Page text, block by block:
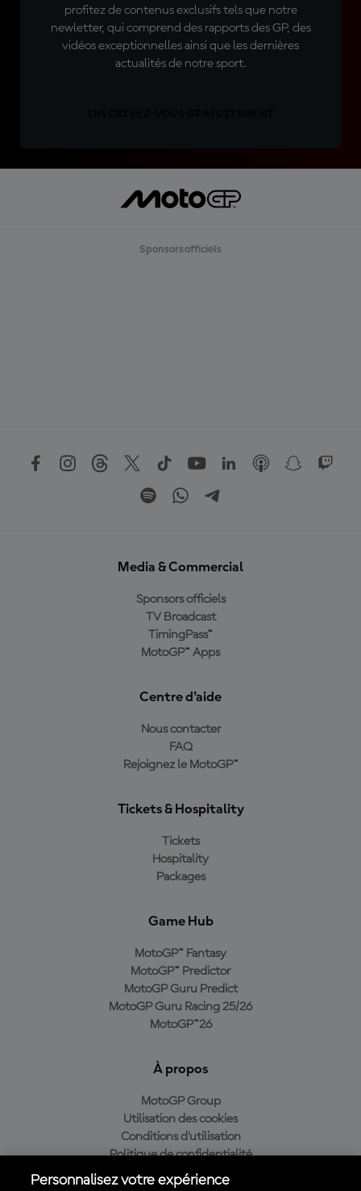
profitez de contenus exclusifs tels que notre
newletter, qui comprend des rapports des GP, des
vidéos exceptionnelles ainsi que les dernières
actualités de notre sport.
Sponsors officiels
Media & Commercial
Sponsors officiels
TV Broadcast
TimingPass™
MotoGP™ Apps
Centre d'aide
Nous contacter
FAQ
Rejoignez le MotoGP™
Tickets & Hospitality
Tickets
Hospitality
Packages
Game Hub
MotoGP™ Fantasy
MotoGP™ Predictor
MotoGP Guru Predict
MotoGP Guru Racing 25/26
MotoGP™26
À propos
MotoGP Group
Utilisation des cookies
Conditions d'utilisation
Politique de confidentialité
Politique d’achat
Personnalisez votre expérience